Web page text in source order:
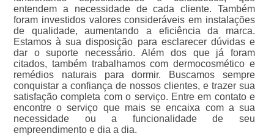
entendem a necessidade de cada cliente. Também
foram investidos valores consideráveis em instalações
de qualidade, aumentando a eficiência da marca.
Estamos à sua disposição para esclarecer dúvidas e
dar o suporte necessário. Além dos que já foram
citados, também trabalhamos com dermocosmético e
remédios naturais para dormir. Buscamos sempre
conquistar a confiança de nossos clientes, e trazer sua
satisfação completa com o serviço. Entre em contato e
encontre o serviço que mais se encaixa com a sua
necessidade ou a funcionalidade de seu
empreendimento e dia a dia.